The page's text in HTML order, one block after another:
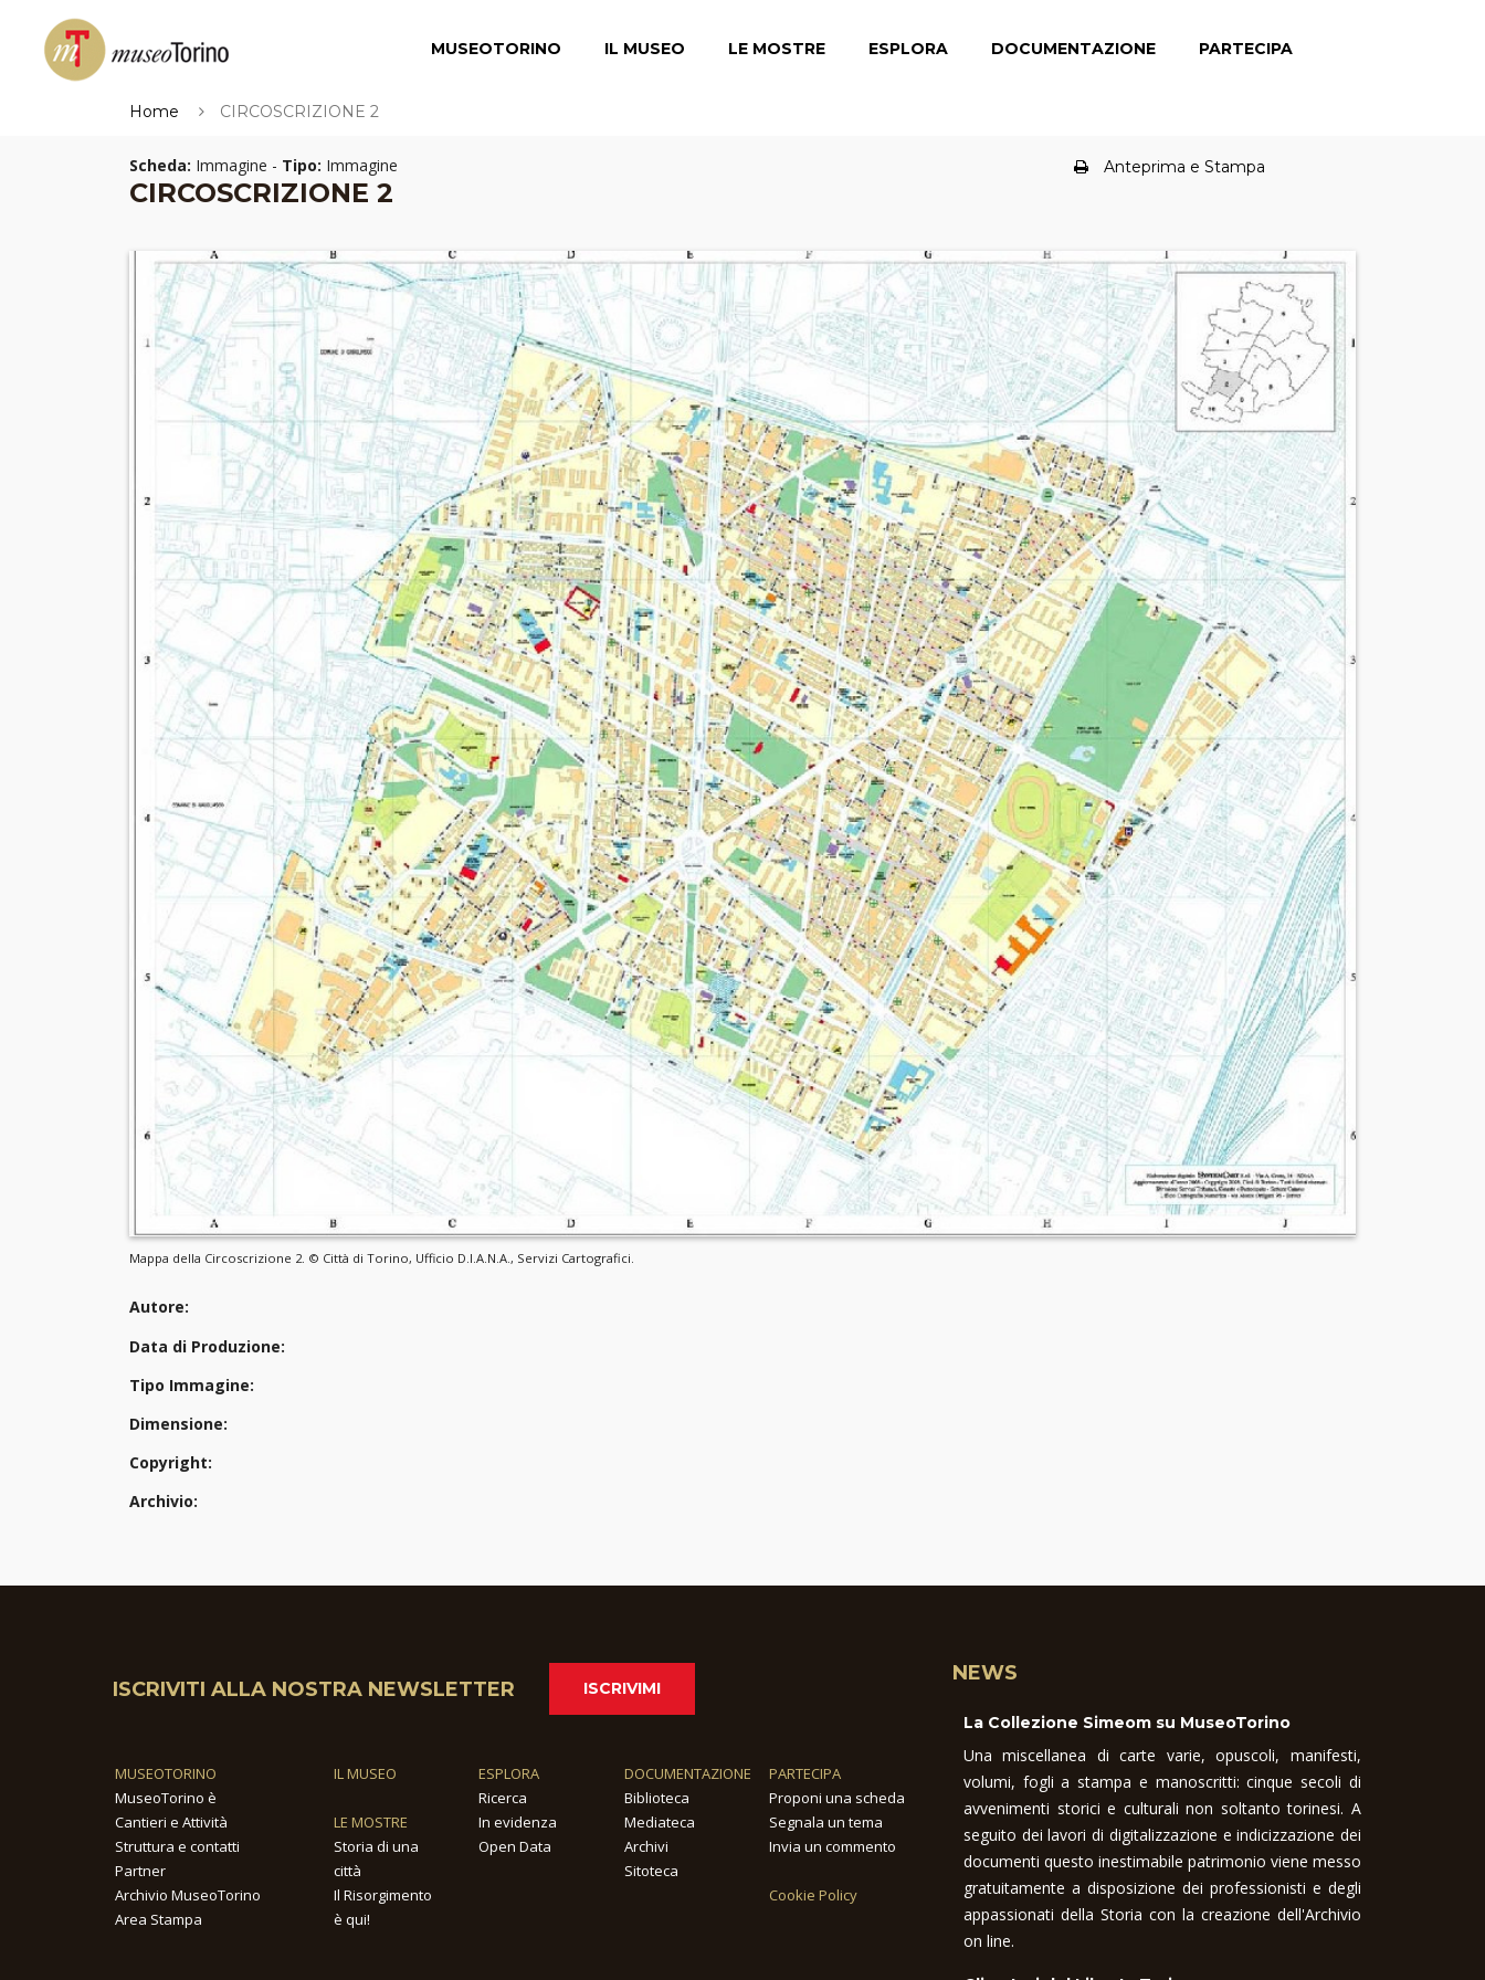
MUSEOTORINO IL MUSEO LE MOSTRE ESPLORA DOCUMENTAZIONE PARTECIPA
Home CIRCOSCRIZIONE 2
Scheda: Immagine - Tipo: Immagine
CIRCOSCRIZIONE 2
Anteprima e Stampa
Mappa della Circoscrizione 2. © Città di Torino, Ufficio D.I.A.N.A., Servizi Cartografici.
Autore:
Data di Produzione:
Tipo Immagine:
Dimensione:
Copyright:
Archivio:
ISCRIVITI ALLA NOSTRA NEWSLETTER ISCRIVIMI
MUSEOTORINO
MuseoTorino è
Cantieri e Attività
Struttura e contatti
Partner
Archivio MuseoTorino
Area Stampa
IL MUSEO
LE MOSTRE
Storia di una
città
Il Risorgimento
è qui!
ESPLORA
Ricerca
In evidenza
Open Data
DOCUMENTAZIONE
Biblioteca
Mediateca
Archivi
Sitoteca
PARTECIPA
Proponi una scheda
Segnala un tema
Invia un commento
Cookie Policy
NEWS
La Collezione Simeom su MuseoTorino
Una miscellanea di carte varie, opuscoli, manifesti,
volumi, fogli a stampa e manoscritti: cinque secoli di
avvenimenti storici e culturali non soltanto torinesi. A
seguito dei lavori di digitalizzazione e indicizzazione dei
documenti questo inestimabile patrimonio viene messo
gratuitamente a disposizione dei professionisti e degli
appassionati della Storia con la creazione dell'Archivio
on line.